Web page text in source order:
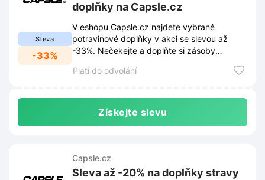
Sleva
-33%
doplňky na Capsle.cz
V eshopu Capsle.cz najdete vybrané
potravinové doplňky v akci se slevou až
-33%. Nečekejte a doplňte si zásoby
Platí do odvolání
Získejte slevu
Capsle.cz
Sleva až -20% na doplňky stravy